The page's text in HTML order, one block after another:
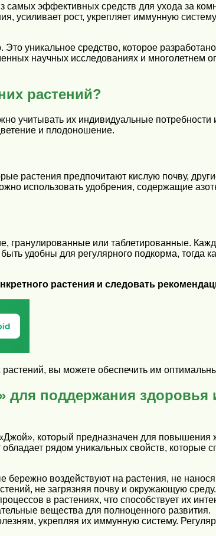
эффективных средств для ухода за
усиливает рост, укрепляет иммунную
уникальное средство, которое
научных исследованиях и многолетнем
растений?
учитывать их индивидуальные
и плодоношение.
растения предпочитают кислую почву,
использовать удобрения, содержащие
гранулированные или таблетированные.
удобны для регулярного подкорма, тогда
растения и следовать
вы можете обеспечить им
для поддержания
который предназначен для повышения
рядом уникальных свойств, которые
воздействуют на растения, не
не загрязняя почву и окружающую среду.
в растениях, что способствует их
вещества для полноценного развития.
укрепляя их иммунную систему.